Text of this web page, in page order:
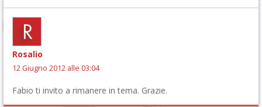
Rosalio
12 Giugno 2012 alle 03:04
Fabio ti invito a rimanere in tema. Grazie.